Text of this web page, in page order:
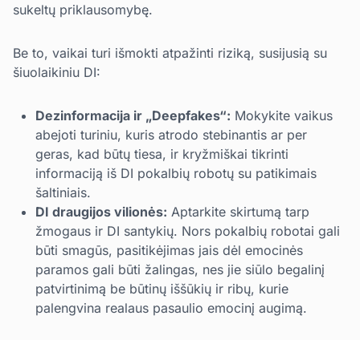
sukeltų priklausomybę.
Be to, vaikai turi išmokti atpažinti riziką, susijusią su
šiuolaikiniu DI:
Dezinformacija ir „Deepfakes“: Mokykite vaikus
abejoti turiniu, kuris atrodo stebinantis ar per
geras, kad būtų tiesa, ir kryžmiškai tikrinti
informaciją iš DI pokalbių robotų su patikimais
šaltiniais.
DI draugijos vilionės: Aptarkite skirtumą tarp
žmogaus ir DI santykių. Nors pokalbių robotai gali
būti smagūs, pasitikėjimas jais dėl emocinės
paramos gali būti žalingas, nes jie siūlo begalinį
patvirtinimą be būtinų iššūkių ir ribų, kurie
palengvina realaus pasaulio emocinį augimą.